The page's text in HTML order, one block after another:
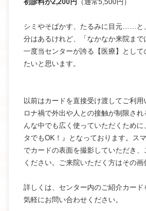
初診料が2,200円
（通常5,500円）
シミやそばかす、たるみに目元……と
分はあるけれど、「なかなか来院ま
一度当センターが誇る【医療】とし
たいと思います。
以前はカードを直接受け渡してご利
ロナ禍で外出や人との接触が制限さ
んな中でも広く使っていただくため
タでもOK！』となっております。ス
でカードの表面を撮影していただき、
ください。ご来院いただく方はその画
詳しくは、センター内のご紹介カー
気軽にお問い合わせください。